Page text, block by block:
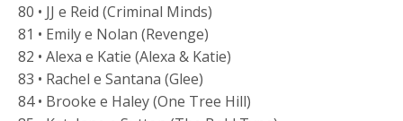
80 • JJ e Reid (Criminal Minds)
81 • Emily e Nolan (Revenge)
82 • Alexa e Katie (Alexa & Katie)
83 • Rachel e Santana (Glee)
84 • Brooke e Haley (One Tree Hill)